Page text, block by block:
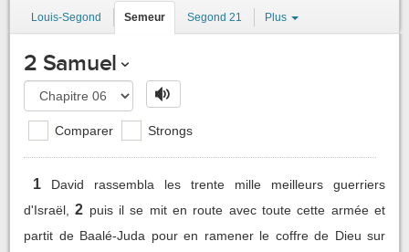
Louis-Segond Semeur Segond 21 Plus
2 Samuel
Comparer Strongs
1
David rassembla les trente mille meilleurs guerriers
d'Israël,
2 puis il se mit en route avec toute cette armée et
partit de Baalé-Juda pour en ramener le coffre de Dieu sur